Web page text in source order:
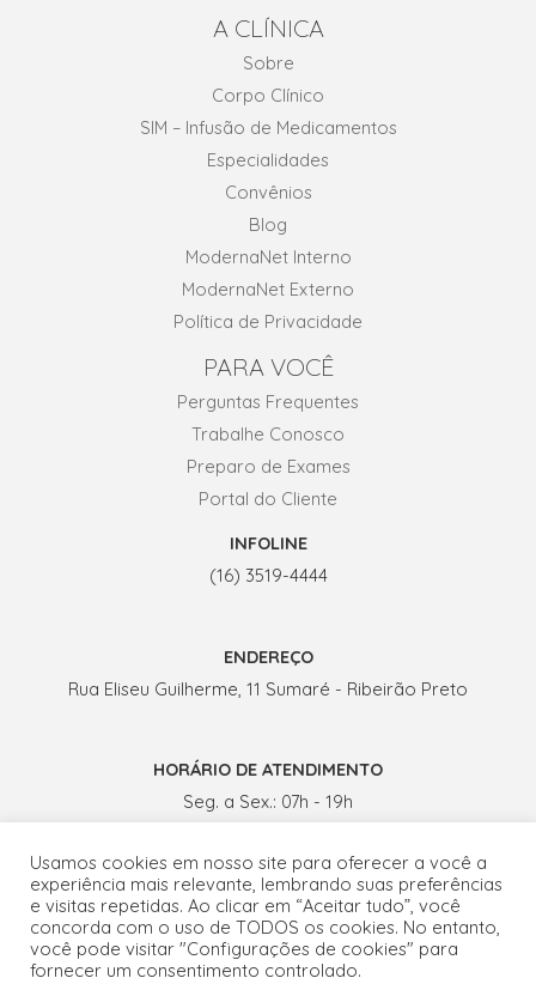
A CLÍNICA
Sobre
Corpo Clínico
SIM – Infusão de Medicamentos
Especialidades
Convênios
Blog
ModernaNet Interno
ModernaNet Externo
Política de Privacidade
PARA VOCÊ
Perguntas Frequentes
Trabalhe Conosco
Preparo de Exames
Portal do Cliente
INFOLINE
(16) 3519-4444
ENDEREÇO
Rua Eliseu Guilherme, 11 Sumaré - Ribeirão Preto
HORÁRIO DE ATENDIMENTO
Seg. a Sex.: 07h - 19h
Usamos cookies em nosso site para oferecer a você a
experiência mais relevante, lembrando suas preferências
e visitas repetidas. Ao clicar em “Aceitar tudo”, você
concorda com o uso de TODOS os cookies. No entanto,
você pode visitar "Configurações de cookies" para
fornecer um consentimento controlado.